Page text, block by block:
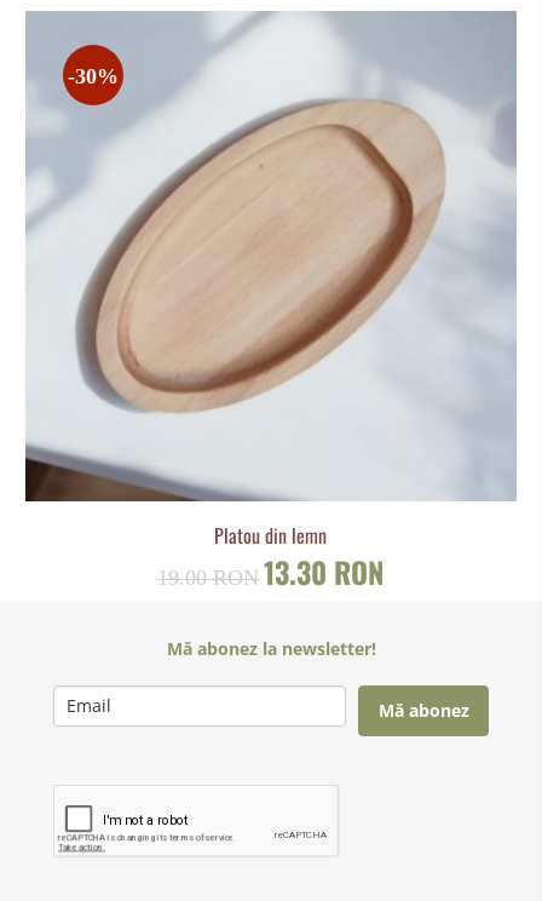
Platou din lemn
-30%
19.00 RON 13.30 RON
Mă abonez la newsletter!
Mă abonez